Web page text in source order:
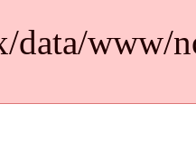
www/